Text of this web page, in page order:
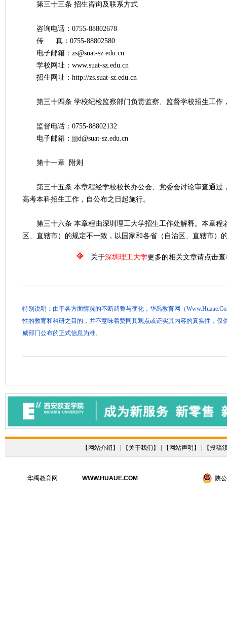
第三十三条 招生咨询及联系方式
咨询电话：0755-88802678
传 真：0755-88802580
电子邮箱：zs@suat-sz.edu.cn
学校网址：www.suat-sz.edu.cn
招生网址：http://zs.suat-sz.edu.cn
第三十四条 学校纪检监察部门负责监察、监督学校招生工作
监督电话：0755-88802132
电子邮箱：jjjd@suat-sz.edu.cn
第十一章 附则
第三十五条 本章程经学校校长办公会、党委会讨论审查通过
高考本科招生工作，自公布之日起施行。
第三十六条 本章程由深圳理工大学招生工作处解释。本章程
区、直辖市）的规定不一致，以国家和各省（自治区、直辖市）
关于深圳理工大学更多的相关文章请点击查
特别说明：由于各方面情况的不断调整与变化，华禹教育网（
性的教育和科研之目的，并不意味着赞同其观点或证实其内容的真实性，仅
威部门公布的正式信息为准。
【 网站介绍 】 | 【 关于我们 】 | 【 网站声明 】 | 【投稿
华禹教育网 WWW.HUAUE.COM 陕